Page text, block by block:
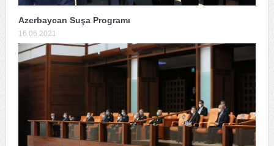
Azerbaycan Suşa Programı
16.06.2021